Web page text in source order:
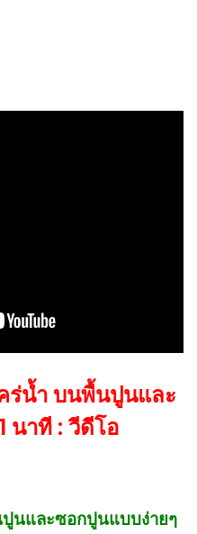
ร่น้ำ บนพื้นปูนและ
นาที : วีดีโอ
นและซอกปูนแบบง่ายๆ